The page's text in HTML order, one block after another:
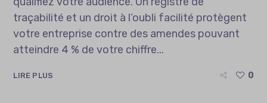
traçabilité et un droit à l’oubli facilité protègent
votre entreprise contre des amendes pouvant
atteindre 4 % de votre chiffre...
LIRE PLUS 0